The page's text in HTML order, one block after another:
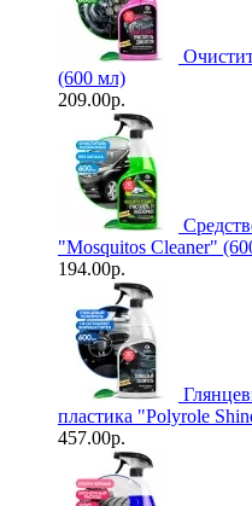
(600 мл)
209.00р.
"Mosquitos Cleaner"
194.00р.
пластика "Polyrole
457.00р.